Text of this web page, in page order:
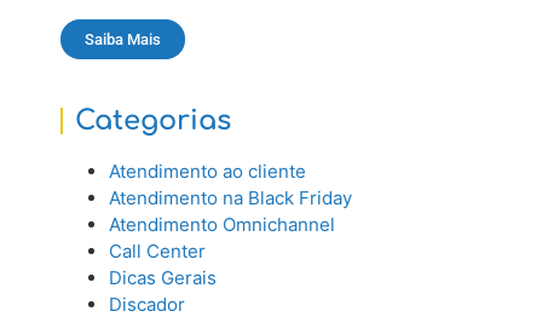
Saiba Mais
Categorias
Atendimento ao cliente
Atendimento na Black Friday
Atendimento Omnichannel
Call Center
Dicas Gerais
Discador